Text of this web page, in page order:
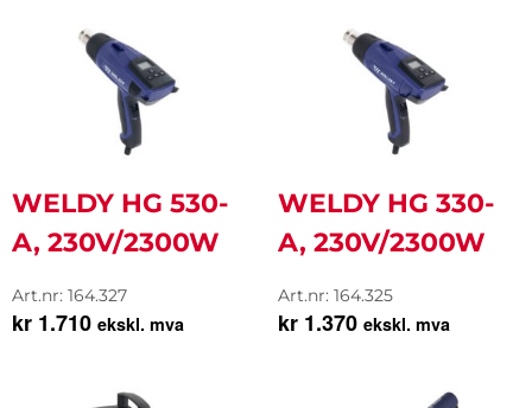
WELDY HG 530-
A, 230V/2300W
Art.nr: 164.327
kr 1.710 ekskl. mva
WELDY HG 330-
A, 230V/2300W
Art.nr: 164.325
kr 1.370 ekskl. mva